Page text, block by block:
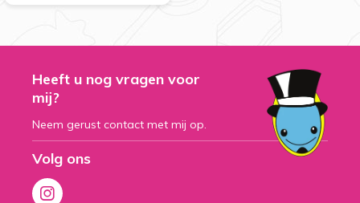
Heeft u nog vragen voor
mij?
Neem gerust contact met mij op.
Volg ons